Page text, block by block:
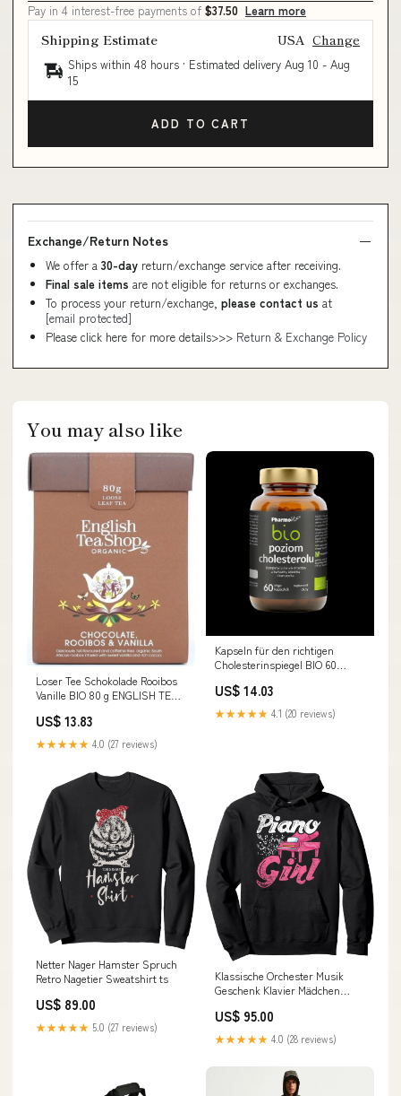
Pay in 4 interest-free payments of $37.50 Learn more
Shipping Estimate USA Change
Ships within 48 hours · Estimated delivery Aug 10 - Aug
15
ADD TO CART
Exchange/Return Notes
We offer a 30-day return/exchange service after receiving.
Final sale items are not eligible for returns or exchanges.
To process your return/exchange, please contact us at
[email protected]
Please click here for more details>>> Return & Exchange Policy
You may also like
Loser Tee Schokolade Rooibos
Vanille BIO 80 g ENGLISH TEA
US$ 13.83
★★★★★ 4.0 (27 reviews)
Kapseln für den richtigen
Cholesterinspiegel BIO 60
US$ 14.03
★★★★★ 4.1 (20 reviews)
Netter Nager Hamster Spruch
Retro Nagetier Sweatshirt ts
US$ 89.00
★★★★★ 5.0 (27 reviews)
Klassische Orchester Musik
Geschenk Klavier Mädchen
US$ 95.00
★★★★★ 4.0 (28 reviews)